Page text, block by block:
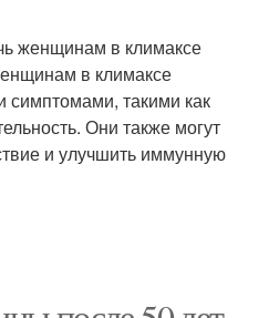
женщинам в климаксе
в климаксе
симптомами, такими как
Они также могут
и улучшить иммунную